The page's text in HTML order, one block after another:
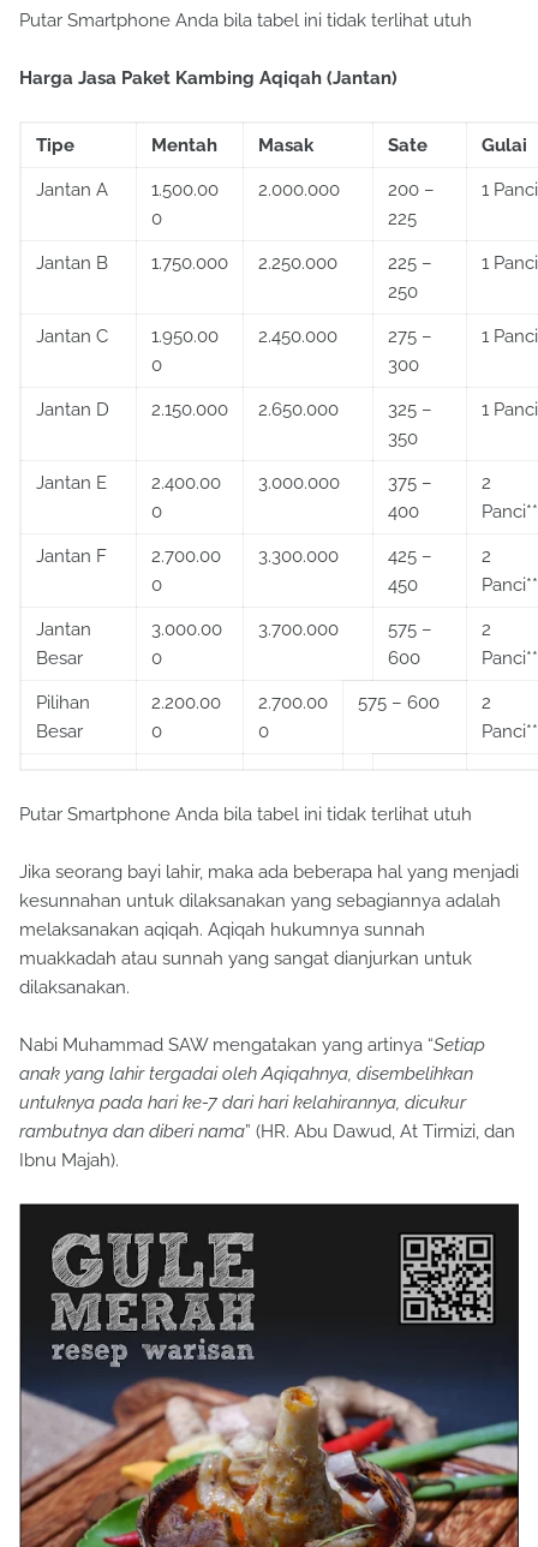
Putar Smartphone Anda bila tabel ini tidak terlihat utuh
Harga Jasa Paket Kambing Aqiqah (Jantan)
Tipe Mentah Masak Sate Gulai
Jantan A
1.500.00
0
2.000.000
200 –
225
1 Panci
Jantan B 1.750.000 2.250.000
225 –
250
1 Panci
Jantan C
1.950.00
0
2.450.000
275 –
300
1 Panci
Jantan D 2.150.000 2.650.000
325 –
350
1 Panci
Jantan E
2.400.00
0
3.000.000
375 –
400
2
Panci**
Jantan F
2.700.00
0
3.300.000
425 –
450
2
Panci**
Jantan
Besar
3.000.00
0
3.700.000
575 –
600
2
Panci**
Pilihan
Besar
2.200.00
0
2.700.00
0
575 – 600
2
Panci**
Putar Smartphone Anda bila tabel ini tidak terlihat utuh
Jika seorang bayi lahir, maka ada beberapa hal yang menjadi
kesunnahan untuk dilaksanakan yang sebagiannya adalah
melaksanakan aqiqah. Aqiqah hukumnya sunnah
muakkadah atau sunnah yang sangat dianjurkan untuk
dilaksanakan.
Nabi Muhammad SAW mengatakan yang artinya “Setiap
anak yang lahir tergadai oleh Aqiqahnya, disembelihkan
untuknya pada hari ke-7 dari hari kelahirannya, dicukur
rambutnya dan diberi nama” (HR. Abu Dawud, At Tirmizi, dan
Ibnu Majah).